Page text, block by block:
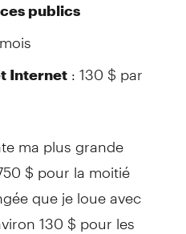
publics
Internet: 130 $ par
ma plus grande
$ pour la moitié
que je loue avec
130 $ pour les